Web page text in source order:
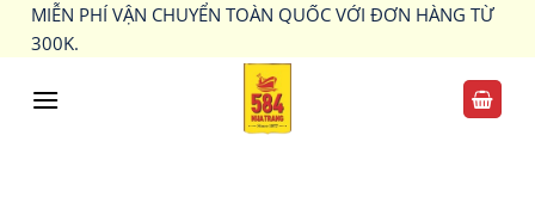
qua
dung
MIỄN PHÍ VẬN CHUYỂN TOÀN QUỐC VỚI ĐƠN HÀNG TỪ
300K.